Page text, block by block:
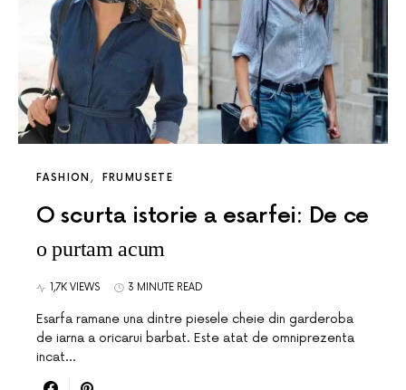
FASHION FRUMUSETE
O scurta istorie a esarfei: De ce
o purtam acum
1,7K VIEWS 3 MINUTE READ
Esarfa ramane una dintre piesele cheie din garderoba
de iarna a oricarui barbat. Este atat de omniprezenta
incat…